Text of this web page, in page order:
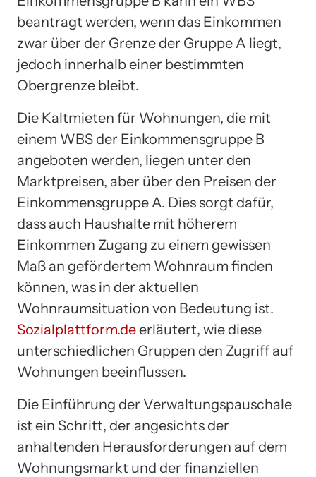
beantragt werden, wenn das Einkommen
zwar über der Grenze der Gruppe A liegt,
jedoch innerhalb einer bestimmten
Obergrenze bleibt.
Die Kaltmieten für Wohnungen, die mit
einem WBS der Einkommensgruppe B
angeboten werden, liegen unter den
Marktpreisen, aber über den Preisen der
Einkommensgruppe A. Dies sorgt dafür,
dass auch Haushalte mit höherem
Einkommen Zugang zu einem gewissen
Maß an gefördertem Wohnraum finden
können, was in der aktuellen
Wohnraumsituation von Bedeutung ist.
Sozialplattform.deerläutert, wie diese
unterschiedlichen Gruppen den Zugriff auf
Wohnungen beeinflussen.
Die Einführung der Verwaltungspauschale
ist ein Schritt, der angesichts der
anhaltenden Herausforderungen auf dem
Wohnungsmarkt und der finanziellen